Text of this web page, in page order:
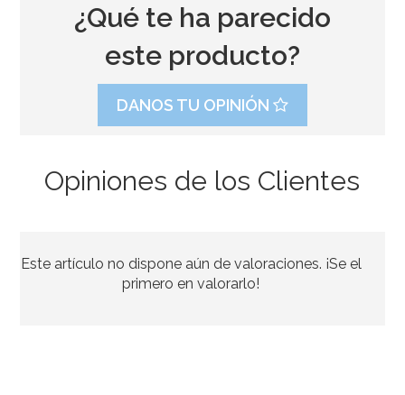
9,95€
¿Qué te ha parecido
este producto?
DANOS TU OPINIÓN
Opiniones de los Clientes
Este artículo no dispone aún de valoraciones. ¡Se el
primero en valorarlo!